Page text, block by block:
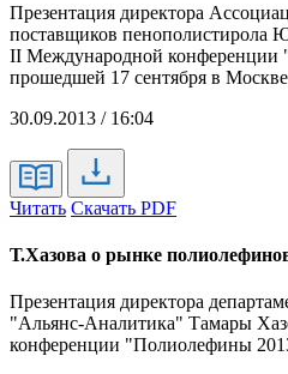
Презентация директора
поставщиков пенополистирола
II Международной
прошедшей 17 сентября в
30.09.2013 / 16:04
Читать Скачать PDF
Т.Хазова о рынке
Презентация директора
"Альянс-Аналитика" Тамары
конференции "Полиолефины